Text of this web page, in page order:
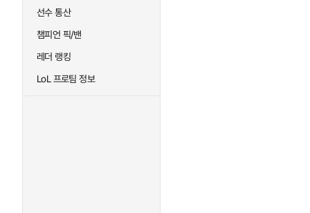
선수 통산
챔피언 픽/밴
레더 랭킹
LoL 프로팀 정보